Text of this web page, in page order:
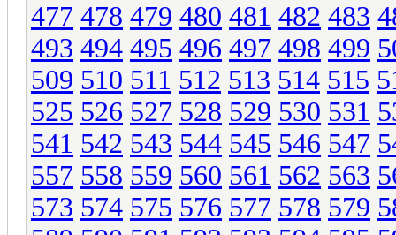
477 478 479 480 481 482 483
493 494 495 496 497 498 499
509 510 511 512 513 514 515
525 526 527 528 529 530 531
541 542 543 544 545 546 547
557 558 559 560 561 562 563
573 574 575 576 577 578 579